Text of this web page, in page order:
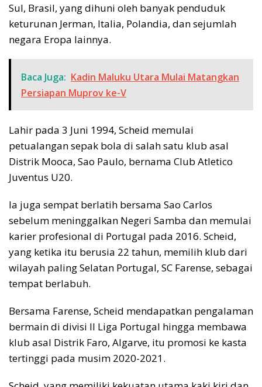
Sul, Brasil, yang dihuni oleh banyak penduduk
keturunan Jerman, Italia, Polandia, dan sejumlah
negara Eropa lainnya.
Baca Juga: Kadin Maluku Utara Mulai Matangkan
Persiapan Muprov ke-V
Lahir pada 3 Juni 1994, Scheid memulai
petualangan sepak bola di salah satu klub asal
Distrik Mooca, Sao Paulo, bernama Club Atletico
Juventus U20.
Ia juga sempat berlatih bersama Sao Carlos
sebelum meninggalkan Negeri Samba dan memulai
karier profesional di Portugal pada 2016. Scheid,
yang ketika itu berusia 22 tahun, memilih klub dari
wilayah paling Selatan Portugal, SC Farense, sebagai
tempat berlabuh.
Bersama Farense, Scheid mendapatkan pengalaman
bermain di divisi II Liga Portugal hingga membawa
klub asal Distrik Faro, Algarve, itu promosi ke kasta
tertinggi pada musim 2020-2021.